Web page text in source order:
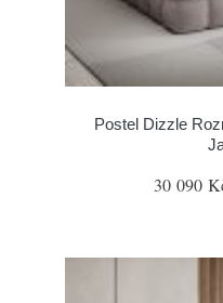
Postel Dizzle
30 090